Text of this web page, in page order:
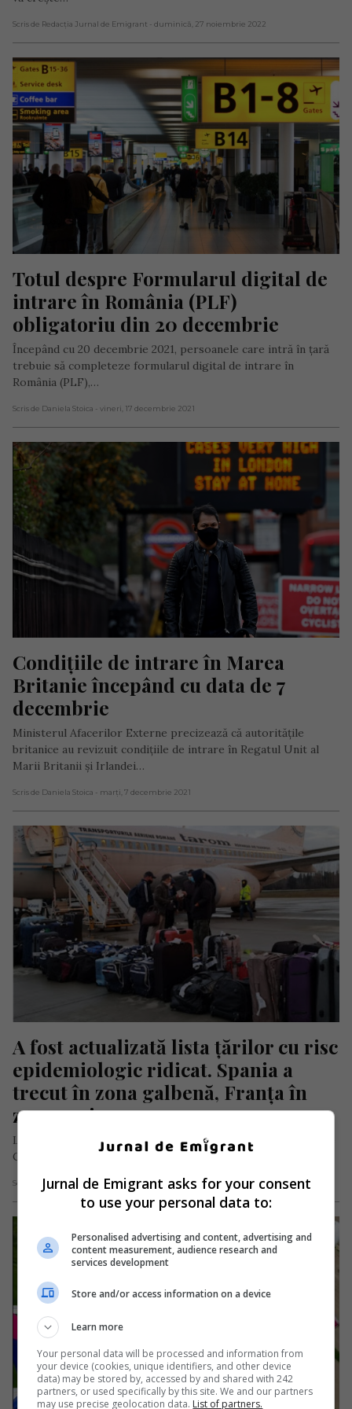
Scris de Redacția Jurnal de Emigrant - duminică, 27 noiembrie 2022
Totul despre Formularul digital de
intrare în România (PLF)
obligatoriu din 20 decembrie
Începând cu 20 decembrie 2021, persoanele care intră în țară
trebuie să completeze formularul digital de intrare în
România (PLF),…
Scris de Daniela Stoica - vineri, 17 decembrie 2021
Condițiile de intrare în Marea
Britanie începând cu data de 7
decembrie
Ministerul Afacerilor Externe precizează că autoritățile
britanice au revizuit condițiile de intrare în Regatul Unit al
Marii Britanii și Irlandei…
Scris de Daniela Stoica - marți, 7 decembrie 2021
A fost actualizată lista ţărilor cu risc
epidemiologic ridicat. Spania a
trecut în zona galbenă, Franța în
zona roșie
Lista ţărilor cu risc epidemiologic ridicat a fost actualizata de
CNSU, în data de 3 decembrie 2021, prin Hotărârea nr….
Scris de Daniela Stoica- vineri, 3 decembrie 2021
Jurnal de Emigrant asks for your consent
to use your personal data to:
Personalised advertising and content, advertising and
content measurement, audience research and
services development
Store and/or access information on a device
Learn more
Your personal data will be processed and information from
your device (cookies, unique identifiers, and other device
data) may be stored by, accessed by and shared with 242
partners, or used specifically by this site. We and our partners
may use precise geolocation data. List of partners.